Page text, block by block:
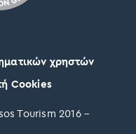
Tourism 2016 –
χρηστών
Cookies